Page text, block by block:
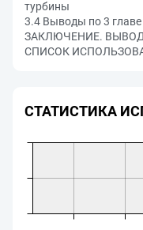
турбины
3.4 Выводы по 3 главе
ЗАКЛЮЧЕНИЕ.
СПИСОК
СТАТИСТИКА